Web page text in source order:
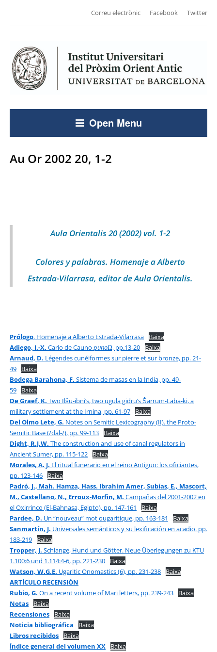
Correu electrònic Facebook Twitter
Open Menu
Au Or 2002 20, 1-2
Aula Orientalis 20 (2002) vol. 1-2
Colores y palabras. Homenaje a Alberto
Estrada-Vilarrasa, editor de Aula Orientalis.
Prólogo. Homenaje a Alberto Estrada-Vilarrasa
Baixa
Adiego, I.-X. Cario de Cauno punoΩ, pp.13-20
Baixa
Arnaud, D. Légendes cunéiformes sur pierre et sur bronze, pp. 21-
49
Baixa
Bodega Barahona, F. Sistema de masas en la India, pp. 49-
59
Baixa
De Graef, K. Two Ilšu-ibni’s, two ugula gidru’s Šarrum-Laba-ki, a
military settlement at the Irnina, pp. 61-97
Baixa
Del Olmo Lete, G. Notes on Semitic Lexicography (II). the Proto-
Semitic Base (/dal-/), pp. 99-113
Baixa
Dight, R.J.W. The construction and use of canal regulators in
Ancient Sumer, pp. 115-122
Baixa
Morales, A. J. El ritual funerario en el reino Antiguo: los oficiantes,
pp. 123-146
Baixa
Padró, J., Mah. Hamza, Hass. Ibrahim Amer, Subías, E., Mascort,
M., Castellano, N., Erroux-Morfin, M. Campañas del 2001-2002 en
el Oxirrinco (El-Bahnasa, Egipto), pp. 147-161
Baixa
Pardee, D. Un “nouveau” mot ougaritique, pp. 163-181
Baixa
Sanmartín, J. Universales semánticos y su lexificación en acadio. pp.
183-219
Baixa
Tropper, J. Schlange, Hund und Götter. Neue Überlegungen zu KTU
1.100:6 und 1.114:4-6, pp. 221-230
Baixa
Watson, W.G.E. Ugaritic Onomastics (6), pp. 231-238
Baixa
ARTÍCULO RECENSIÓN
Rubio, G. On a recent volume of Mari letters, pp. 239-243
Baixa
Notas
Baixa
Recensiones
Baixa
Noticia bibliográfica
Baixa
Libros recibidos
Baixa
Índice general del volumen XX
Baixa